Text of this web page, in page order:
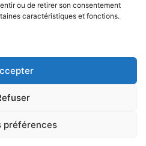
ou de retirer son consentement
caractéristiques et fonctions.
préférences